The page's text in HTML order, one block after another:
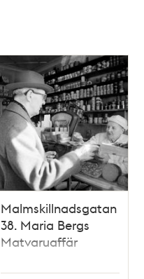
Malmskillnadsgatan
38. Maria Bergs
Matvaruaffär